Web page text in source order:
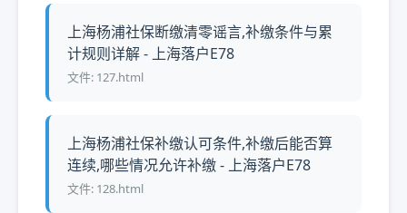
上海杨浦社保断缴清零谣言,补缴条件与累
计规则详解 - 上海落户E78
文件: 127.html
上海杨浦社保补缴认可条件,补缴后能否算
连续,哪些情况允许补缴 - 上海落户E78
文件: 128.html